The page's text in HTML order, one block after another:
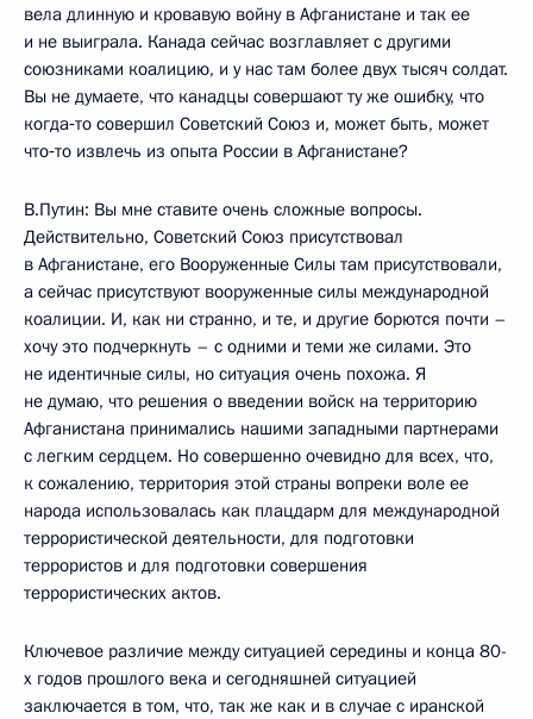
вела длинную и кровавую войну в Афганистане и так ее
и не выиграла. Канада сейчас возглавляет с другими
союзниками коалицию, и у нас там более двух тысяч солдат.
Вы не думаете, что канадцы совершают ту же ошибку, что
когда‑то совершил Советский Союз и, может быть, может
что‑то извлечь из опыта России в Афганистане?
В.Путин: Вы мне ставите очень сложные вопросы.
Действительно, Советский Союз присутствовал
в Афганистане, его Вооруженные Силы там присутствовали,
а сейчас присутствуют вооруженные силы международной
коалиции. И, как ни странно, и те, и другие борются почти –
хочу это подчеркнуть – с одними и теми же силами. Это
не идентичные силы, но ситуация очень похожа. Я
не думаю, что решения о введении войск на территорию
Афганистана принимались нашими западными партнерами
с легким сердцем. Но совершенно очевидно для всех, что,
к сожалению, территория этой страны вопреки воле ее
народа использовалась как плацдарм для международной
террористической деятельности, для подготовки
террористов и для подготовки совершения
террористических актов.
Ключевое различие между ситуацией середины и конца 80-
х годов прошлого века и сегодняшней ситуацией
заключается в том, что, так же как и в случае с иранской